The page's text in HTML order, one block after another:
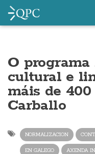
O
cultural e
máis de
Carballo
NORMALIZACION
EN GALEGO AXENDA